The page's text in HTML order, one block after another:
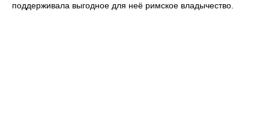
поддерживала выгодное для неё римское владычество.